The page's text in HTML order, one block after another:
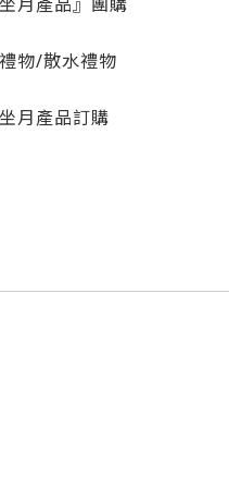
物/散水禮物
月產品訂購